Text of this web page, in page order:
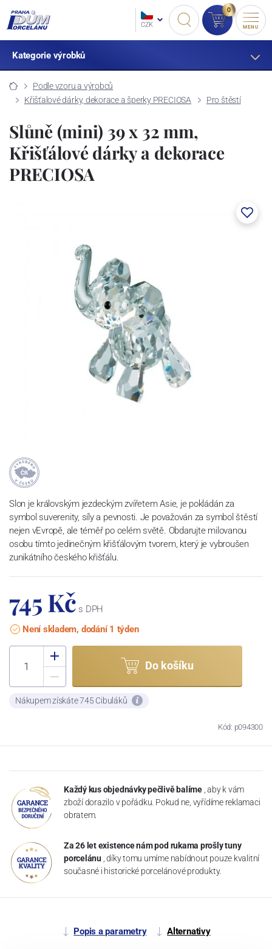
CZK
0
MENU
Kategorie výrobků
Podle vzoru a výrobců
Křišťalové dárky, dekorace a šperky PRECIOSA
Pro štěstí
Slůně (mini) 39 x 32 mm,
Křišťálové dárky a dekorace
PRECIOSA
Slon je královským jezdeckým zvířetem Asie, je pokládán za
symbol suverenity, síly a pevnosti. Je považován za symbol štěstí
nejen vEvropě, ale téměř po celém světě. Obdarujte milovanou
osobu tímto jedinečným křišťálovým tvorem, který je vybroušen
zunikátního českého křišťálu.
745 Kč s DPH
Není skladem, dodání 1 týden
Do košíku
Nákupem získáte 745 Cibuláků
Kód: p094300
Každý kus objednávky pečlivě balíme , aby k vám
zboží dorazilo v pořádku. Pokud ne, vyřídíme reklamaci
obratem.
Za 26 let existence nám pod rukama prošly tuny
porcelánu , díky tomu umíme nabídnout pouze kvalitní
současné i historické porcelánové produkty.
Popis a parametry Alternativy